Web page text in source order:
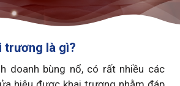
trương là gì?
doanh bùng nổ, có rất nhiều các